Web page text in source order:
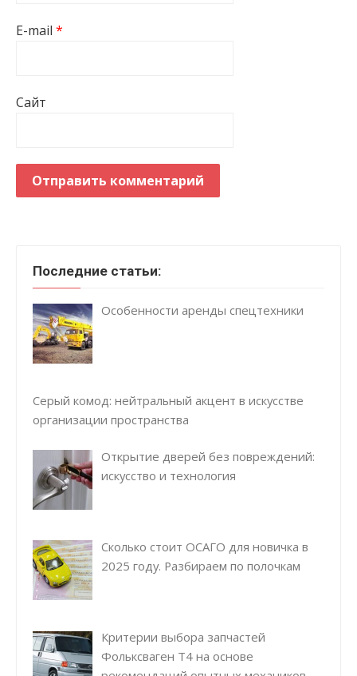
E-mail *
Сайт
Последние статьи:
Особенности аренды спецтехники
Серый комод: нейтральный акцент в искусстве
организации пространства
Открытие дверей без повреждений:
искусство и технология
Сколько стоит ОСАГО для новичка в
2025 году. Разбираем по полочкам
Критерии выбора запчастей
Фольксваген Т4 на основе